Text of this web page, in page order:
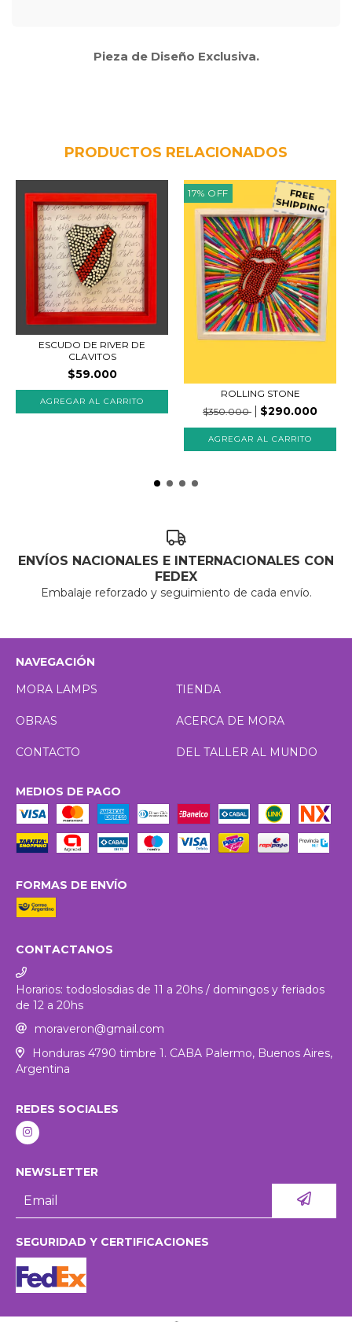
Pieza de Diseño Exclusiva.
PRODUCTOS RELACIONADOS
ESCUDO DE RIVER DE
CLAVITOS
$59.000
17% OFF FREE
SHIPPING
ROLLING STONE
$350.000
$290.000
ENVÍOS NACIONALES E INTERNACIONALES CON
FEDEX
Embalaje reforzado y seguimiento de cada envío.
NAVEGACIÓN
MORA LAMPS
TIENDA
OBRAS ACERCA DE MORA
CONTACTO DEL TALLER AL MUNDO
MEDIOS DE PAGO
FORMAS DE ENVÍO
CONTACTANOS
Horarios: todoslosdias de 11 a 20hs / domingos y feriados
de 12 a 20hs
moraveron@gmail.com
Honduras 4790 timbre 1. CABA Palermo, Buenos Aires,
Argentina
REDES SOCIALES
NEWSLETTER
SEGURIDAD Y CERTIFICACIONES